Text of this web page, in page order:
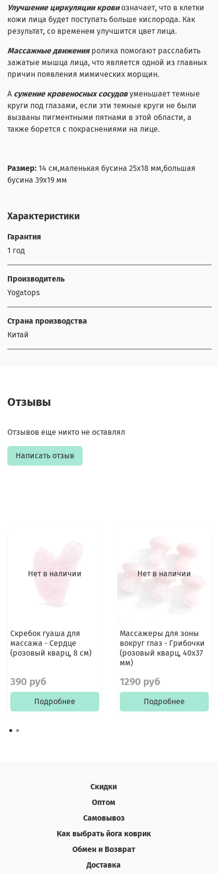
Улучшение циркуляции крови означает, что в клетки
кожи лица будет поступать больше кислорода. Как
результат, со временем улучшится цвет лица.
Массажные движения ролика помогают расслабить
зажатые мышца лица, что является одной из главных
причин появления мимических морщин.
А сужение кровеносных сосудовуменьшает темные
круги под глазами, если эти темные круги не были
вызваны пигментными пятнами в этой области, а
также борется с покраснениями на лице.
Размер: 14 см,маленькая бусина 25x18 мм,большая
бусина 39x19 мм
Характеристики
Гарантия
1 год
Производитель
Yogatops
Страна производства
Китай
Отзывы
Отзывов еще никто не оставлял
Написать отзыв
Нет в наличии
Скребок гуаша для
массажа - Сердце
(розовый кварц, 8 см)
390 руб
Подробнее
Нет в наличии
Массажеры для зоны
вокруг глаз - Грибочки
(розовый кварц, 40x37
мм)
1290 руб
Подробнее
Скидки
Оптом
Самовывоз
Как выбрать йога коврик
Обмен и Возврат
Доставка